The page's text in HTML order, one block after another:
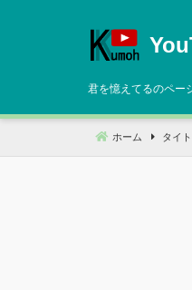
へ
動
君を憶えてるのペー
ホーム タイ